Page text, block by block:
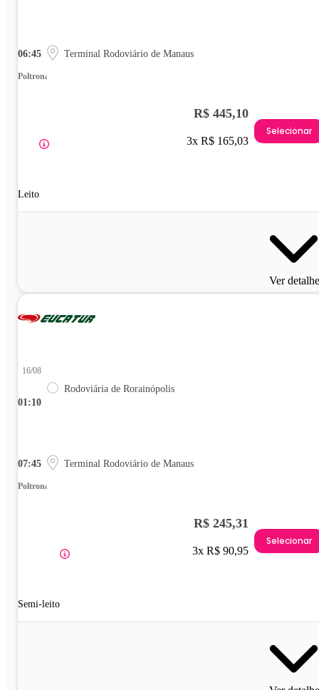
06:45 Terminal Rodoviário de Manaus
Poltrona
Leito
R$ 445,10
3x R$ 165,03
Selecionar
Ver
01:10
16/08
Rodoviária de Rorainópolis
07:45 Terminal Rodoviário de Manaus
Poltrona
Semi-leito
R$ 245,31
3x R$ 90,95
Selecionar